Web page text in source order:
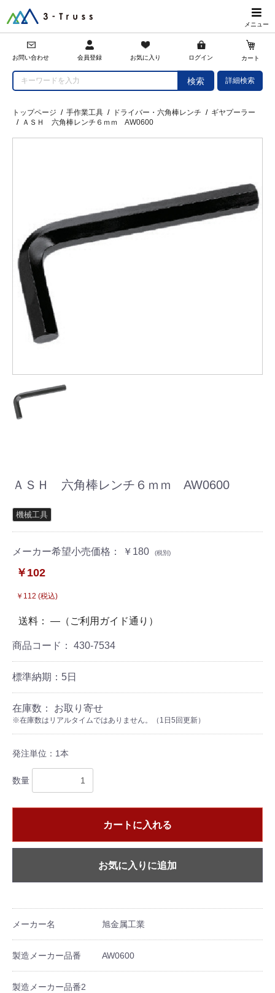
メニュー
お問い合わせ 会員登録 お気に入り ログイン カート
検索 詳細検索
トップページ / 手作業工具 / ドライバー・六角棒レンチ / ギヤプーラー
/
ＡＳＨ 六角棒レンチ６ｍｍ AW0600
ＡＳＨ 六角棒レンチ６ｍｍ AW0600
機械工具
メーカー希望小売価格： ￥180 (税別)
￥102
￥112 (税込)
送料： ―（ご利用ガイド通り）
商品コード： 430-7534
標準納期：5日
在庫数： お取り寄せ
※在庫数はリアルタイムではありません。（1日5回更新）
発注単位：1本
数量
カートに入れる
お気に入りに追加
メーカー名 旭金属工業
製造メーカー品番 AW0600
製造メーカー品番2